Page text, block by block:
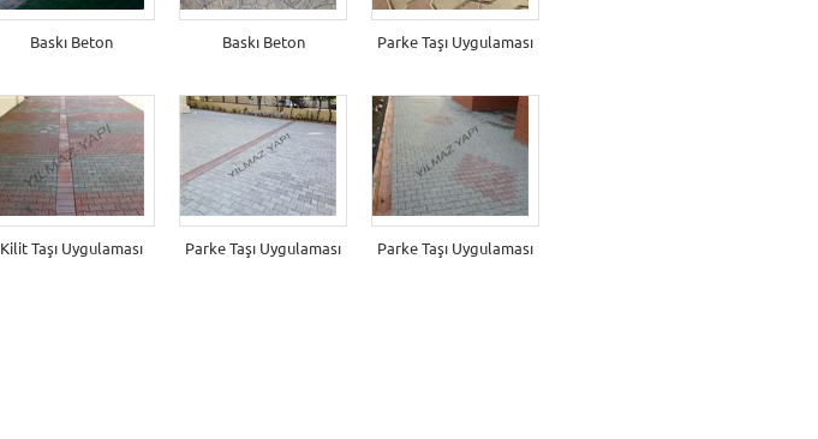
Baskı Beton Baskı Beton Parke Taşı Uygulaması
Kilit Taşı Uygulaması Parke Taşı Uygulaması Parke Taşı Uygulaması